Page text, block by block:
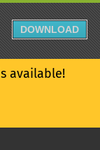
available!
DOWNLOAD